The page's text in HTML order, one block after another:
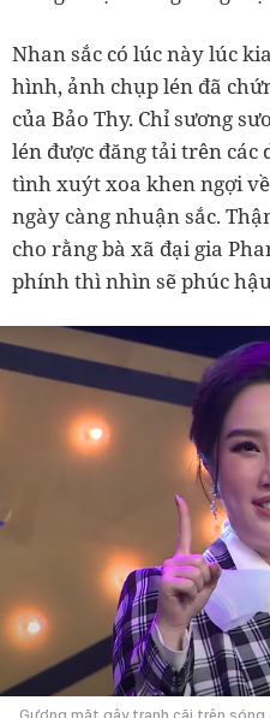
Nhan sắc có lúc này lúc
hình, ảnh chụp lén đã
của Bảo Thy. Chỉ sương
lén được đăng tải trên các
tình xuýt xoa khen ngợi
ngày càng nhuận sắc.
cho rằng bà xã đại gia
phính thì nhìn sẽ phúc